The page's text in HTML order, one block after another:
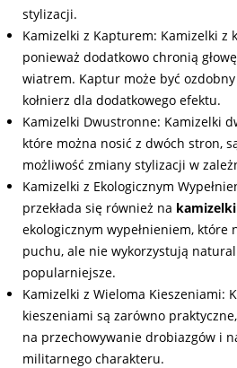
stylizacji.
Kamizelki z Kapturem: Kamizelki z
ponieważ dodatkowo chronią
wiatrem. Kaptur może być
kołnierz dla dodatkowego efektu.
Kamizelki Dwustronne: Kamizelki
które można nosić z dwóch stron,
możliwość zmiany stylizacji w
Kamizelki z Ekologicznym
przekłada się również na
ekologicznym wypełnieniem, które
puchu, ale nie wykorzystują
popularniejsze.
Kamizelki z Wieloma Kieszeniami:
kieszeniami są zarówno
na przechowywanie drobiazgów i
militarnego charakteru.